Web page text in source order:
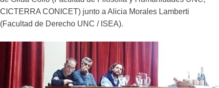
CICTERRA CONICET) junto a Alicia Morales Lamberti
(Facultad de Derecho UNC / ISEA).